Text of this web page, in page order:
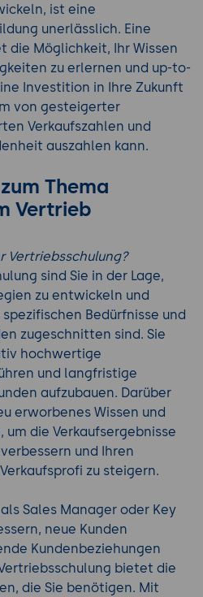
ist eine
unerlässlich. Eine
die Möglichkeit, Ihr Wissen
zu erlernen und up-to-
Investition in Ihre Zukunft
von gesteigerter
Verkaufszahlen und
auszahlen kann.
Thema
Vertrieb
Vertriebsschulung?
sind Sie in der Lage,
zu entwickeln und
Bedürfnisse und
zugeschnitten sind. Sie
hochwertige
und langfristige
aufzubauen. Darüber
erworbenes Wissen und
die Verkaufsergebnisse
und Ihren
zu steigern.
Sales Manager oder Key
neue Kunden
Kundenbeziehungen
bietet die
die Sie benötigen. Mit